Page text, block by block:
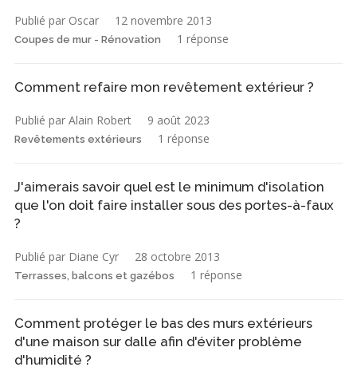
Publié par Oscar 12 novembre 2013
Coupes de mur - Rénovation 1 réponse
Comment refaire mon revêtement extérieur ?
Publié par Alain Robert 9 août 2023
Revêtements extérieurs 1 réponse
J'aimerais savoir quel est le minimum d'isolation
que l'on doit faire installer sous des portes-à-faux
?
Publié par Diane Cyr 28 octobre 2013
Terrasses, balcons et gazébos 1 réponse
Comment protéger le bas des murs extérieurs
d'une maison sur dalle afin d'éviter problème
d'humidité ?